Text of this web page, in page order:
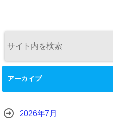
アーカイブ
2026年7月